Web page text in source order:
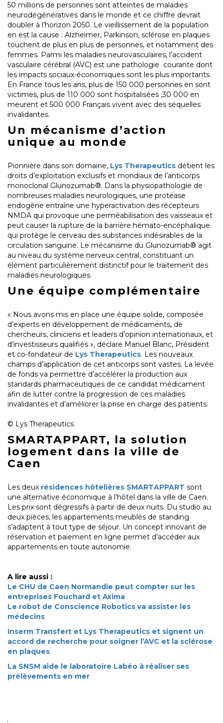
50 millions de personnes sont atteintes de maladies
neurodégénératives dans le monde et ce chiffre devrait
doubler à l’horizon 2050. Le vieillissement de la population
en est la cause : Alzheimer, Parkinson, sclérose en plaques
touchent de plus en plus de personnes, et notamment des
femmes. Parmi les maladies neurovasculaires, l’accident
vasculaire cérébral (AVC) est une pathologie courante dont
les impacts sociaux-économiques sont les plus importants.
En France tous les ans, plus de 150 000 personnes en sont
victimes, plus de 110 000 sont hospitalisées ,30 000 en
meurent et 500 000 Français vivent avec des séquelles
invalidantes.
Un mécanisme d’action
unique au monde
Pionnière dans son domaine, Lys Therapeutics détient les
droits d’exploitation exclusifs et mondiaux de l’anticorps
monoclonal Glunozumab®. Dans la physiopathologie de
nombreuses maladies neurologiques, une protéase
endogène entraîne une hyperactivation des récepteurs
NMDA qui provoque une perméabilisation des vaisseaux et
peut causer la rupture de la barrière hémato-encéphalique
qui protège le cerveau des substances indésirables de la
circulation sanguine. Le mécanisme du Glunozumab® agit
au niveau du système nerveux central, constituant un
élément particulièrement distinctif pour le traitement des
maladies neurologiques.
Une équipe complémentaire
« Nous avons mis en place une équipe solide, composée
d’experts en développement de médicaments, de
chercheurs, cliniciens et leaders d’opinion internationaux, et
d’investisseurs qualifiés », déclare Manuel Blanc, Président
et co-fondateur de Lys Therapeutics. Les nouveaux
champs d’application de cet anticorps sont vastes. La levée
de fonds va permettre d’accélérer la production aux
standards pharmaceutiques de ce candidat médicament
afin de lutter contre la progression de ces maladies
invalidantes et d’améliorer la prise en charge des patients.
© Lys Therapeutics
SMARTAPPART, la solution
logement dans la ville de
Caen
Les deux résidences hôtelières SMARTAPPART sont
une alternative économique à l’hôtel dans la ville de Caen.
Les prix sont dégressifs à partir de deux nuits. Du studio au
deux pièces, les appartements meublés de standing
s’adaptent à tout type de séjour. Un concept innovant de
réservation et paiement en ligne permet d’accéder aux
appartements en toute autonomie.
A lire aussi :
Le CHU de Caen Normandie peut compter sur les
entreprises Fouchard et Axima
Le robot de Conscience Robotics va assister les
médecins
Inserm Transfert et Lys Therapeutics et signent un
accord de recherche pour soigner l’AVC et la sclérose
en plaques
La SNSM aide le laboratoire Labéo à réaliser ses
prélèvements en mer